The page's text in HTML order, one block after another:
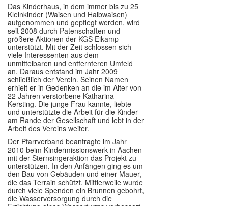
Im Überblick
Links
Kontakt
Das Kinderhaus, in dem immer bis zu 25
Kleinkinder (Waisen und Halbwaisen)
aufgenommen und gepflegt werden, wird
seit 2008 durch Patenschaften und
größere Aktionen der KGS Eikamp
unterstützt. Mit der Zeit schlossen sich
viele Interessenten aus dem
unmittelbaren und entfernteren Umfeld
an. Daraus entstand im Jahr 2009
schließlich der Verein. Seinen Namen
erhielt er in Gedenken an die im Alter von
22 Jahren verstorbene Katharina
Kersting. Die junge Frau kannte, liebte
und unterstützte die Arbeit für die Kinder
am Rande der Gesellschaft und lebt in der
Arbeit des Vereins weiter.
Der Pfarrverband beantragte im Jahr
2010 beim Kindermissionswerk in Aachen
mit der Sternsingeraktion das Projekt zu
unterstützen. In den Anfängen ging es um
den Bau von Gebäuden und einer Mauer,
die das Terrain schützt. Mittlerweile wurde
durch viele Spenden ein Brunnen gebohrt,
die Wasserversorgung durch die